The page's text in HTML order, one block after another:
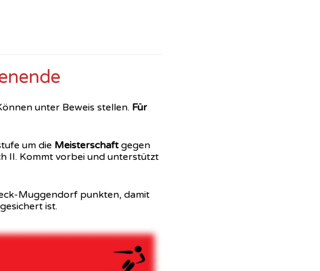
unter Beweis stellen. Für
um die Meisterschaftgegen
II. Kommt vorbei und unterstützt
Muggendorf punkten, damit
ist.